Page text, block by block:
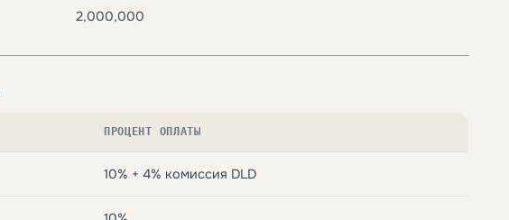
2,000,000
ПРОЦЕНТ ОПЛАТЫ
10% + 4% комиссия DLD